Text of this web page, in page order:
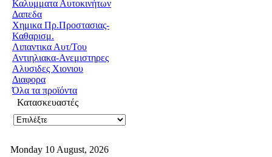
Καλυμματα Αυτοκινήτων
Δαπεδα
Χημικα Πρ.Προστασιας-
Καθαρισμ.
Λιπαντικα Αυτ/Του
Αντιηλιακα-Ανεμιστηρες
Αλυσιδες Χιονιου
Διαφορα
Όλα τα προϊόντα
Κατασκευαστές
Monday 10 August, 2026